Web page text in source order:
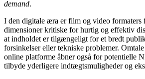
demand.
I den digitale æra er film og video formaters
dimensioner kritiske for hurtig og effektiv
at indholdet er tilgængeligt for et bredt
forsinkelser eller tekniske problemer.
online platforme åbner også for potentielle
tilbyde yderligere indtægtsmuligheder og